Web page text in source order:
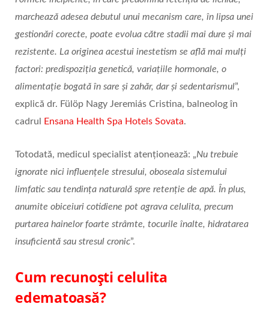
marchează adesea debutul unui mecanism care, în lipsa unei
gestionări corecte, poate evolua către stadii mai dure și mai
rezistente. La originea acestui inestetism se află mai mulți
factori: predispoziția genetică, variațiile hormonale, o
alimentație bogată în sare și zahăr, dar și sedentarismul”,
explică dr. Fülöp Nagy Jeremiás Cristina, balneolog în
cadrul
Ensana Health Spa Hotels Sovata.
Totodată, medicul specialist atenționează: „Nu trebuie
ignorate nici influențele stresului, oboseala sistemului
limfatic sau tendința naturală spre retenție de apă. În plus,
anumite obiceiuri cotidiene pot agrava celulita, precum
purtarea hainelor foarte strâmte, tocurile înalte, hidratarea
insuficientă sau stresul cronic”.
Cum recunoști celulita
edematoasă?